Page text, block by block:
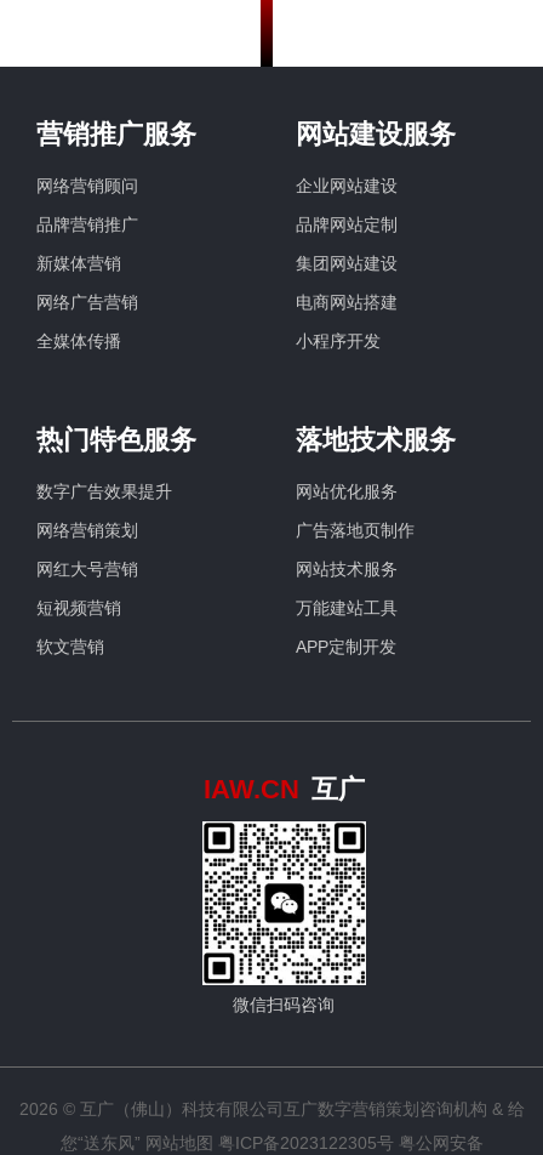
营销推广服务
网络营销顾问
品牌营销推广
新媒体营销
网络广告营销
全媒体传播
网站建设服务
企业网站建设
品牌网站定制
集团网站建设
电商网站搭建
小程序开发
热门特色服务
数字广告效果提升
网络营销策划
网红大号营销
短视频营销
软文营销
落地技术服务
网站优化服务
广告落地页制作
网站技术服务
万能建站工具
APP定制开发
IAW.CN 互广
微信扫码咨询
2026 © 互广（佛山）科技有限公司互广数字营销策划咨询机构 & 给
您“送东风” 网站地图 粤ICP备2023122305号 粤公网安备